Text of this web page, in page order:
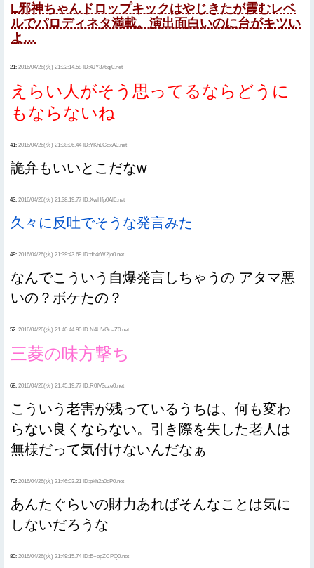
L邪神ちゃんドロップキックはやじきたが霞むレベ
ルでパロディネタ満載。演出面白いのに台がキツい
よ…
21: 2016/04/26(火) 21:32:14.58 ID:4JY376gj0.net
えらい人がそう思ってるならどうに
もならないね
41: 2016/04/26(火) 21:38:06.44 ID:YKhLGdxA0.net
詭弁もいいとこだなw
43: 2016/04/26(火) 21:38:19.77 ID:XwHfp0Al0.net
久々に反吐でそうな発言みた
49: 2016/04/26(火) 21:39:43.69 ID:dh4rW2jo0.net
なんでこういう自爆発言しちゃうの アタマ悪
いの？ボケたの？
52: 2016/04/26(火) 21:40:44.90 ID:N4UVGoaZ0.net
三菱の味方撃ち
68: 2016/04/26(火) 21:45:19.77 ID:R0IV3uze0.net
こういう老害が残っているうちは、何も変わ
らない良くならない。引き際を失した老人は
無様だって気付けないんだなぁ
70: 2016/04/26(火) 21:46:03.21 ID:pkh2a0oP0.net
あんたぐらいの財力あればそんなことは気に
しないだろうな
80: 2016/04/26(火) 21:49:15.74 ID:E+opZCPQ0.net